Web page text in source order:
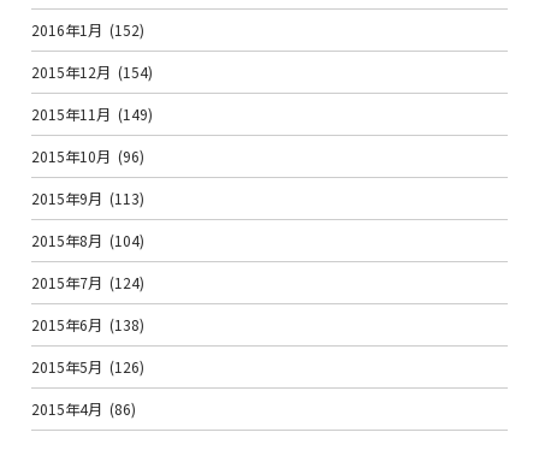
2016年1月 (152)
2015年12月 (154)
2015年11月 (149)
2015年10月 (96)
2015年9月 (113)
2015年8月 (104)
2015年7月 (124)
2015年6月 (138)
2015年5月 (126)
2015年4月 (86)